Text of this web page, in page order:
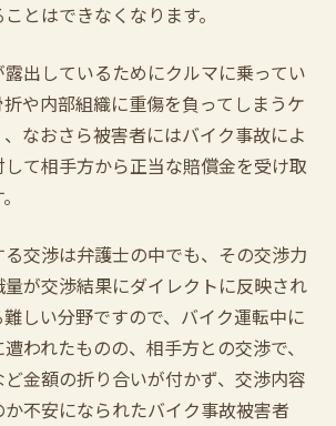
とはできなくなります。
出しているためにクルマに乗ってい
や内部組織に重傷を負ってしまうケ
なおさら被害者にはバイク事故によ
して相手方から正当な賠償金を受け取
交渉は弁護士の中でも、その交渉力
が交渉結果にダイレクトに反映され
しい分野ですので、バイク運転中に
われたものの、相手方との交渉で、
金額の折り合いが付かず、交渉内容
不安になられたバイク事故被害者